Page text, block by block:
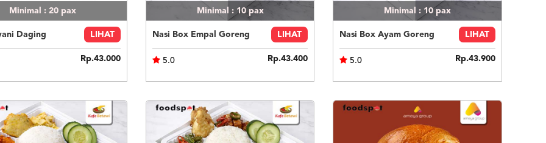
Minimal : 20 pax
Daging LIHAT
Rp.43.000
Minimal : 10 pax
Nasi Box Empal Goreng LIHAT
5.0 Rp.43.400
Minimal : 10 pax
Nasi Box Ayam Goreng LIHAT
5.0 Rp.43.900